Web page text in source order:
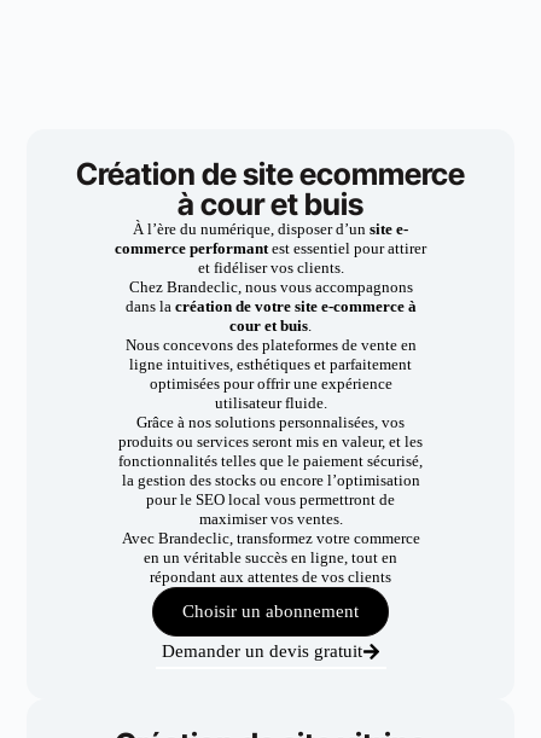
Création de site ecommerce
à cour et buis
À l’ère du numérique, disposer d’un site e-
commerce performantest essentiel pour attirer
et fidéliser vos clients.
Chez Brandeclic, nous vous accompagnons
dans la création de votre site e-commerce à
cour et buis.
Nous concevons des plateformes de vente en
ligne intuitives, esthétiques et parfaitement
optimisées pour offrir une expérience
utilisateur fluide.
Grâce à nos solutions personnalisées, vos
produits ou services seront mis en valeur, et les
fonctionnalités telles que le paiement sécurisé,
la gestion des stocks ou encore l’optimisation
pour le SEO local vous permettront de
maximiser vos ventes.
Avec Brandeclic, transformez votre commerce
en un véritable succès en ligne, tout en
répondant aux attentes de vos clients
Choisir un abonnement
Demander un devis gratuit